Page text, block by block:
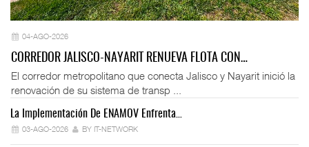
04-AGO-2026
CORREDOR JALISCO-NAYARIT RENUEVA FLOTA CON…
El corredor metropolitano que conecta Jalisco y Nayarit inició la
renovación de su sistema de transp ...
La Implementación De ENAMOV Enfrenta…
03-AGO-2026 BY IT-NETWORK